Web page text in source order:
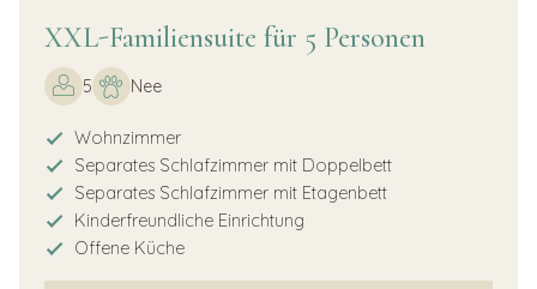
XXL-Familiensuite für 5 Personen
5 Nee
Wohnzimmer
Separates Schlafzimmer mit Doppelbett
Separates Schlafzimmer mit Etagenbett
Kinderfreundliche Einrichtung
Offene Küche